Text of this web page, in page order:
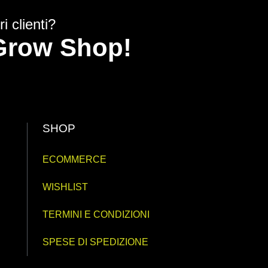
clienti?
Shop!
SHOP
ECOMMERCE
WISHLIST
TERMINI E CONDIZIONI
SPESE DI SPEDIZIONE